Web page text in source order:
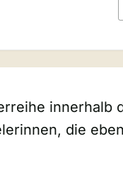
innerhalb
die